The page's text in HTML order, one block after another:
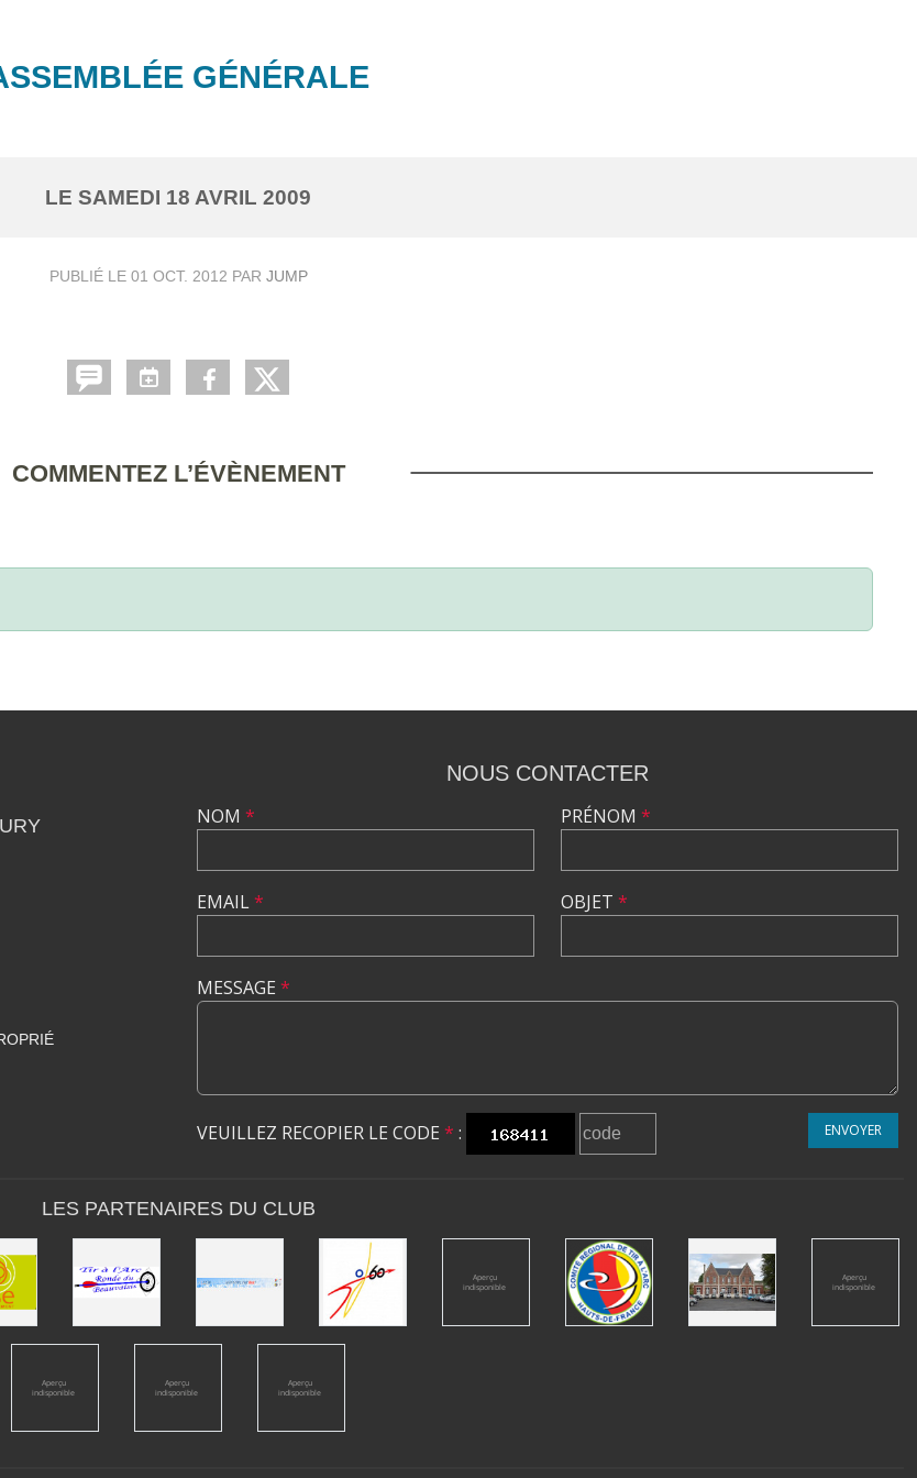
GÉNÉRALE
LE SAMEDI 18 AVRIL 2009
PUBLIÉ LE 01 OCT. 2012 PAR JUMP
COMMENTEZ L’ÉVÈNEMENT
NOUS CONTACTER
NOM *
EMAIL*
PRÉNOM *
OBJET *
MESSAGE *
VEUILLEZ RECOPIER LE CODE * : ENVOYER
LES PARTENAIRES DU CLUB